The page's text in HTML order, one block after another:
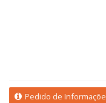
Pedido de